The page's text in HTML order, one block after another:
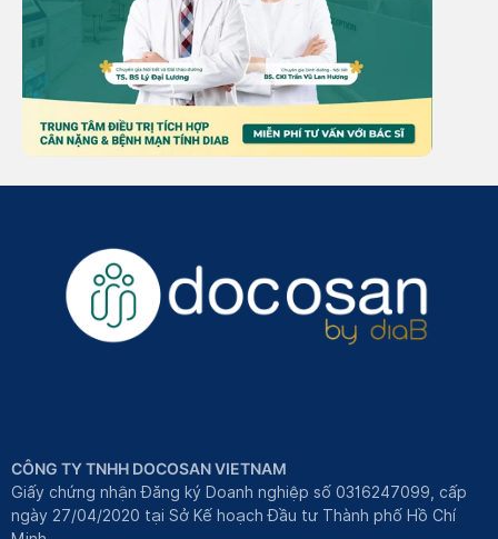
CÔNG TY TNHH DOCOSAN VIETNAM
Giấy chứng nhận Đăng ký Doanh nghiệp số 0316247099, cấp
ngày 27/04/2020 tại Sở Kế hoạch Đầu tư Thành phố Hồ Chí